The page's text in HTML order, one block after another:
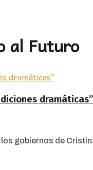
al Futuro
dramáticas”
gobiernos de